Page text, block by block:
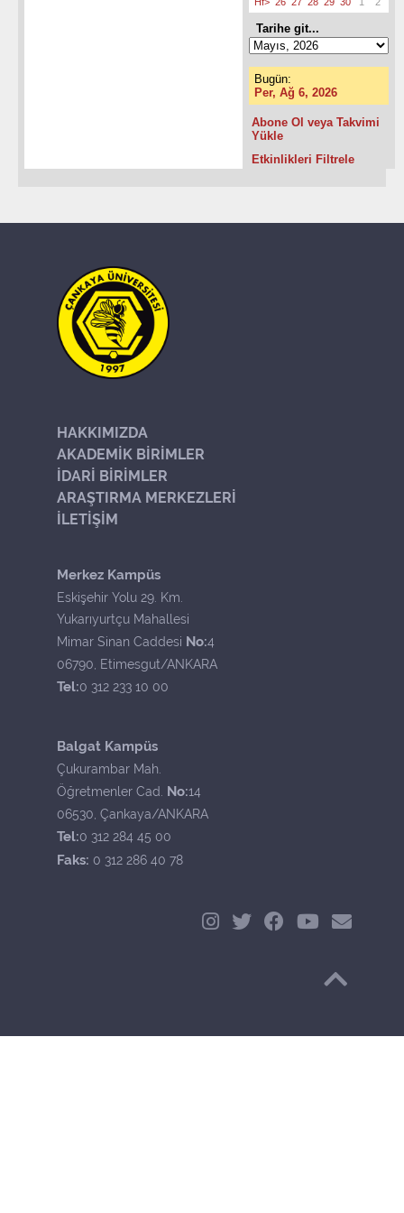
Tarihe git...
Bugün:
Per, Ağ 6, 2026
Abone Ol veya Takvimi
Yükle
Etkinlikleri Filtrele
HAKKIMIZDA
AKADEMİK BİRİMLER
İDARİ BİRİMLER
ARAŞTIRMA MERKEZLERİ
İLETİŞİM
Merkez Kampüs
Eskişehir Yolu 29. Km.
Yukarıyurtçu Mahallesi
Mimar Sinan Caddesi No:4
06790, Etimesgut/ANKARA
Tel:0 312 233 10 00
Balgat Kampüs
Çukurambar Mah.
Öğretmenler Cad. No:14
06530, Çankaya/ANKARA
Tel:0 312 284 45 00
Faks: 0 312 286 40 78